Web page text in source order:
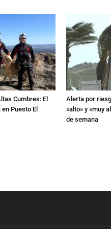
Cumbres: El
Puesto El
Alerta por
«alto» y «muy
de semana